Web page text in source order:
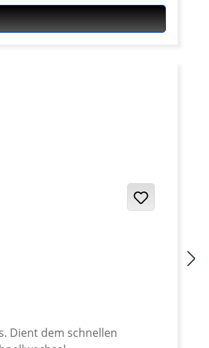
Dient dem schnellen